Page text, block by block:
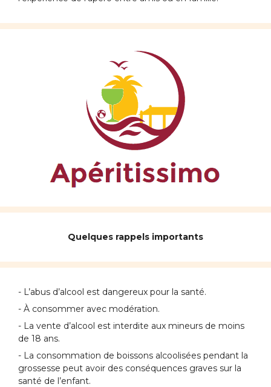
Quelques rappels importants
- L’abus d’alcool est dangereux pour la santé.
- À consommer avec modération.
- La vente d’alcool est interdite aux mineurs de moins
de 18 ans.
- La consommation de boissons alcoolisées pendant la
grossesse peut avoir des conséquences graves sur la
santé de l’enfant.